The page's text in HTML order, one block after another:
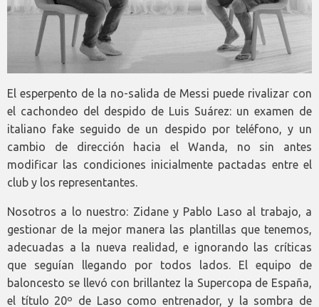
El esperpento de la no-salida de Messi puede rivalizar con
el cachondeo del despido de Luis Suárez: un examen de
italiano fake seguido de un despido por teléfono, y un
cambio de dirección hacia el Wanda, no sin antes
modificar las condiciones inicialmente pactadas entre el
club y los representantes.
Nosotros a lo nuestro: Zidane y Pablo Laso al trabajo, a
gestionar de la mejor manera las plantillas que tenemos,
adecuadas a la nueva realidad, e ignorando las críticas
que seguían llegando por todos lados. El equipo de
baloncesto se llevó con brillantez la Supercopa de España,
el título 20º de Laso como entrenador, y la sombra de